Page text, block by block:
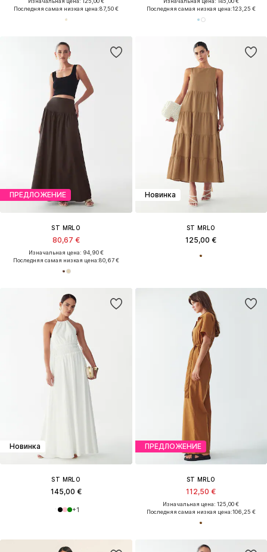
Последняя самая низкая цена:87,50 €
Последняя самая низкая цена:123,25 €
ПРЕДЛОЖЕНИЕ
ST MRLO
80,67 €
Изначальная цена: 94,90 €
Последняя самая низкая цена:80,67 €
Новинка
ST MRLO
125,00 €
Новинка
ST MRLO
145,00 €
+1
ПРЕДЛОЖЕНИЕ
ST MRLO
112,50 €
Изначальная цена: 125,00 €
Последняя самая низкая цена:106,25 €